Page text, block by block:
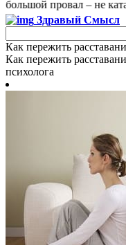
провал – не
Здравый Смысл
Как пережить
Как пережить
психолога